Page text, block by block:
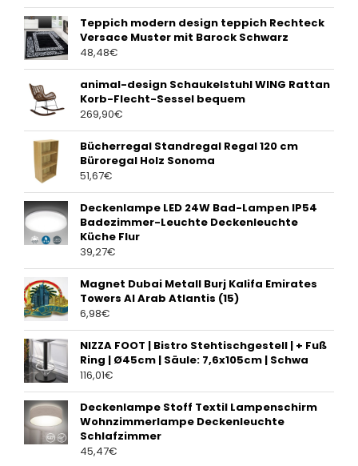
Teppich modern design teppich Rechteck
Versace Muster mit Barock Schwarz
48,48€
animal-design Schaukelstuhl WING Rattan
Korb-Flecht-Sessel bequem
269,90€
Bücherregal Standregal Regal 120 cm
Büroregal Holz Sonoma
51,67€
Deckenlampe LED 24W Bad-Lampen IP54
Badezimmer-Leuchte Deckenleuchte
Küche Flur
39,27€
Magnet Dubai Metall Burj Kalifa Emirates
Towers Al Arab Atlantis (15)
6,98€
NIZZA FOOT | Bistro Stehtischgestell | + Fuß
Ring | Ø45cm | Säule: 7,6x105cm | Schwa
116,01€
Deckenlampe Stoff Textil Lampenschirm
Wohnzimmerlampe Deckenleuchte
Schlafzimmer
45,47€